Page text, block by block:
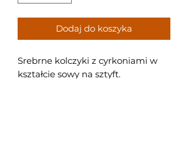
Dodaj do koszyka
Srebrne kolczyki z cyrkoniami w
kształcie sowy na sztyft.